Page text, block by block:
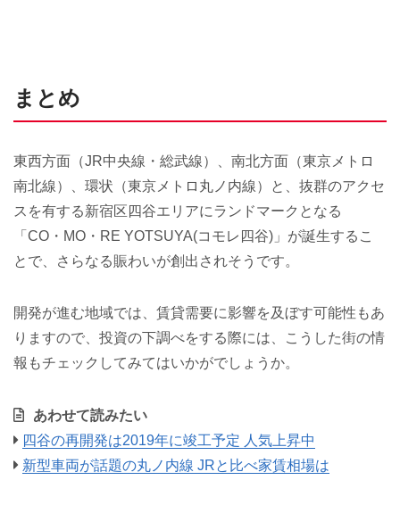
まとめ
東西方面（JR中央線・総武線）、南北方面（東京メトロ
南北線）、環状（東京メトロ丸ノ内線）と、抜群のアクセ
スを有する新宿区四谷エリアにランドマークとなる
「CO・MO・RE YOTSUYA(コモレ四谷)」が誕生するこ
とで、さらなる賑わいが創出されそうです。
開発が進む地域では、賃貸需要に影響を及ぼす可能性もあ
りますので、投資の下調べをする際には、こうした街の情
報もチェックしてみてはいかがでしょうか。
あわせて読みたい
四谷の再開発は2019年に竣工予定 人気上昇中
新型車両が話題の丸ノ内線 JRと比べ家賃相場は